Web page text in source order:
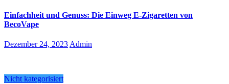
Einfachheit und Genuss: Die Einweg E-Zigaretten von
BecoVape
Dezember 24, 2023Admin
Nicht kategorisiert